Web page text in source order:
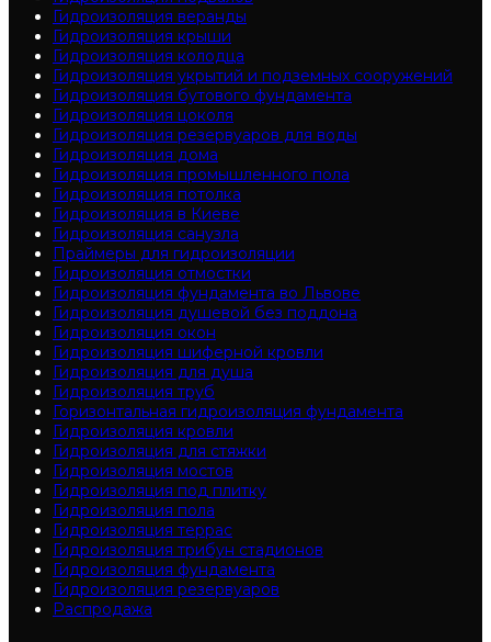
Гидроизоляция веранды
Гидроизоляция крыши
Гидроизоляция колодца
Гидроизоляция укрытий и подземных сооружений
Гидроизоляция бутового фундамента
Гидроизоляция цоколя
Гидроизоляция резервуаров для воды
Гидроизоляция дома
Гидроизоляция промышленного пола
Гидроизоляция потолка
Гидроизоляция в Киеве
Гидроизоляция санузла
Праймеры для гидроизоляции
Гидроизоляция отмостки
Гидроизоляция фундамента во Львове
Гидроизоляция душевой без поддона
Гидроизоляция окон
Гидроизоляция шиферной кровли
Гидроизоляция для душа
Гидроизоляция труб
Горизонтальная гидроизоляция фундамента
Гидроизоляция кровли
Гидроизоляция для стяжки
Гидроизоляция мостов
Гидроизоляция под плитку
Гидроизоляция пола
Гидроизоляция террас
Гидроизоляция трибун стадионов
Гидроизоляция фундамента
Гидроизоляция резервуаров
Распродажа